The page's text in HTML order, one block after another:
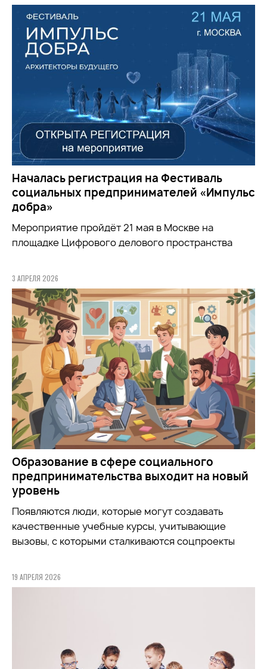
Началась регистрация на Фестиваль
социальных предпринимателей «Импульс
добра»
Мероприятие пройдёт 21 мая в Москве на
площадке Цифрового делового пространства
3 АПРЕЛЯ 2026
Образование в сфере социального
предпринимательства выходит на новый
уровень
Появляются люди, которые могут создавать
качественные учебные курсы, учитывающие
вызовы, с которыми сталкиваются соцпроекты
19 АПРЕЛЯ 2026